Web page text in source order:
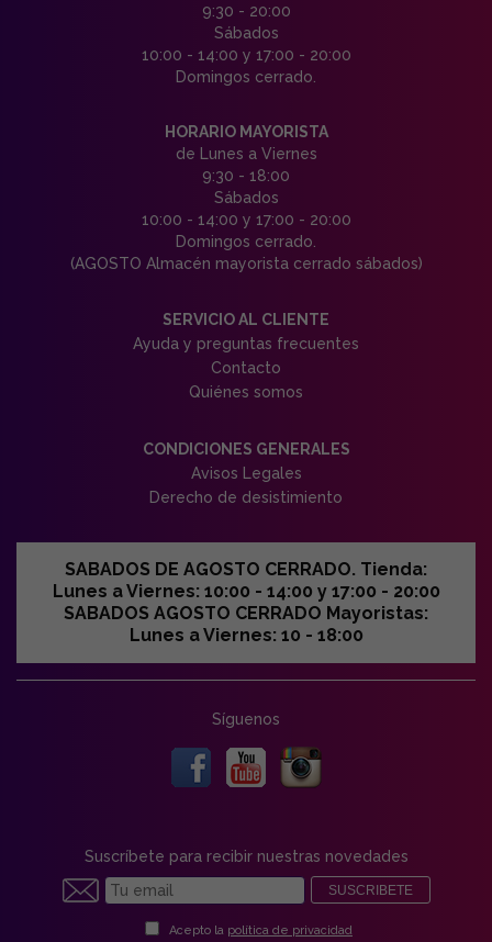
9:30 - 20:00
Sábados
10:00 - 14:00 y 17:00 - 20:00
Domingos cerrado.
HORARIO MAYORISTA
de Lunes a Viernes
9:30 - 18:00
Sábados
10:00 - 14:00 y 17:00 - 20:00
Domingos cerrado.
(AGOSTO Almacén mayorista cerrado sábados)
SERVICIO AL CLIENTE
Ayuda y preguntas frecuentes
Contacto
Quiénes somos
CONDICIONES GENERALES
Avisos Legales
Derecho de desistimiento
SABADOS DE AGOSTO CERRADO. Tienda:
Lunes a Viernes: 10:00 - 14:00 y 17:00 - 20:00
SABADOS AGOSTO CERRADO Mayoristas:
Lunes a Viernes: 10 - 18:00
Síguenos
Suscríbete para recibir nuestras novedades
SUSCRIBETE
Acepto la política de privacidad